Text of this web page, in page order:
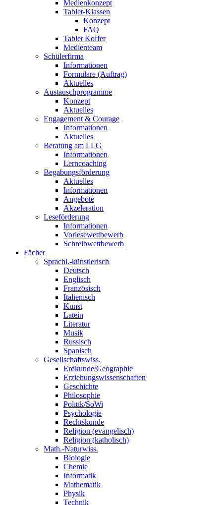
Medienkonzept
Tablet-Klassen
Konzept
FAQ
Tablet Koffer
Medienteam
Schülerfirma
Informationen
Formulare (Auftrag)
Aktuelles
Austauschprogramme
Konzept
Aktuelles
Engagement & Courage
Informationen
Aktuelles
Beratung am LLG
Informationen
Lerncoaching
Begabungsförderung
Aktuelles
Informationen
Angebote
Akzeleration
Leseförderung
Informationen
Vorlesewettbewerb
Schreibwettbewerb
Fächer
Sprachl.-künstlerisch
Deutsch
Englisch
Französisch
Italienisch
Kunst
Latein
Literatur
Musik
Russisch
Spanisch
Gesellschaftswiss.
Erdkunde/Geographie
Erziehungswissenschaften
Geschichte
Philosophie
Politik/SoWi
Psychologie
Rechtskunde
Religion (evangelisch)
Religion (katholisch)
Math.-Naturwiss.
Biologie
Chemie
Informatik
Mathematik
Physik
Technik